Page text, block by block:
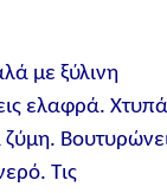
με ξύλινη
ελαφρά.
ζύμη.
Τις